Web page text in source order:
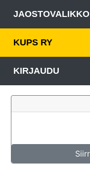
JAOSTOVALIKKO
KUPS RY
KIRJAUDU